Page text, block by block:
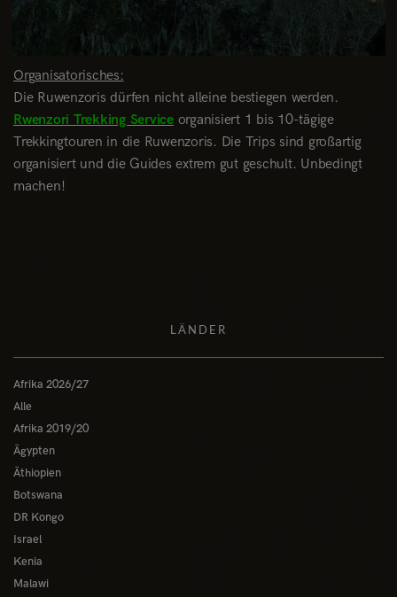
Organisatorisches:
Die Ruwenzoris dürfen nicht alleine bestiegen werden.
Rwenzori Trekking Serviceorganisiert 1 bis 10-tägige
Trekkingtouren in die Ruwenzoris. Die Trips sind großartig
organisiert und die Guides extrem gut geschult. Unbedingt
machen!
LÄNDER
Afrika 2026/27
Alle
Afrika 2019/20
Ägypten
Äthiopien
Botswana
DR Kongo
Israel
Kenia
Malawi